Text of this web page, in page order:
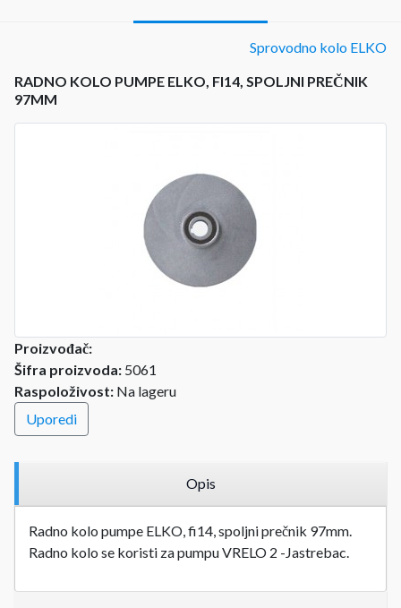
Sprovodno kolo ELKO
RADNO KOLO PUMPE ELKO, FI14, SPOLJNI PREČNIK
97MM
Proizvođač:
Šifra proizvoda: 5061
Raspoloživost: Na lageru
Uporedi
Opis
Radno kolo pumpe ELKO, fi14, spoljni prečnik 97mm.
Radno kolo se koristi za pumpu VRELO 2 -Jastrebac.